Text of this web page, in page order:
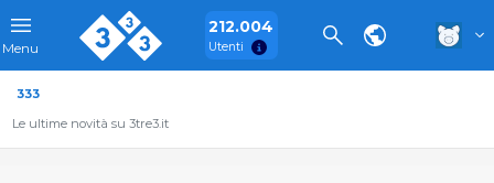
Menu
212.004
Utenti
333
Le ultime novità su 3tre3.it